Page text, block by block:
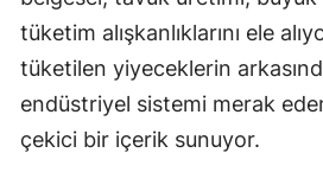
tüketim alışkanlıklarını ele
tüketilen yiyeceklerin
endüstriyel sistemi merak
çekici bir içerik sunuyor.